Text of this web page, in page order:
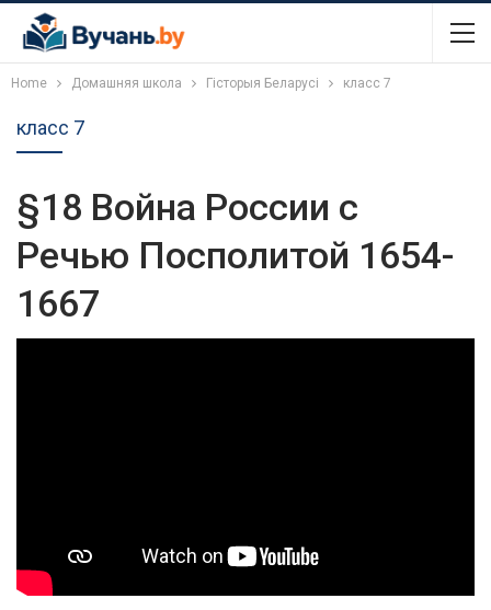
Home Домашняя школа Гісторыя Беларусі класс 7
класс 7
§18 Война России с
Речью Посполитой 1654-
1667